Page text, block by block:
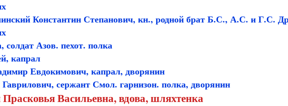
Константин Степанович, кн., родной брат Б.С., А.С. и Г.С.
Азов. пехот. полка
капрал
Евдокимович, капрал, дворянин
сержант Смол. гарнизон. полка, дворянин
Васильевна, вдова, шляхтенка